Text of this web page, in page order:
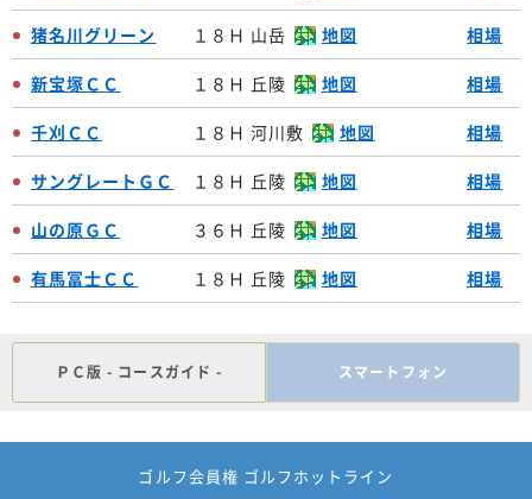
猪名川グリーン １８Ｈ 山岳 地図 相場
新宝塚ＣＣ １８Ｈ 丘陵 地図 相場
千刈ＣＣ １８Ｈ 河川敷 地図 相場
サングレートＧＣ １８Ｈ 丘陵 地図 相場
山の原ＧＣ ３６Ｈ 丘陵 地図 相場
有馬冨士ＣＣ １８Ｈ 丘陵 地図 相場
ＰＣ版 - コースガイド - スマートフォン
ゴルフ会員権 ゴルフホットライン